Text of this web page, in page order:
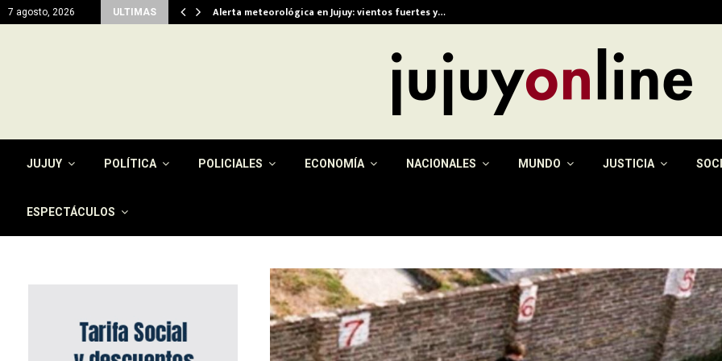
7 agosto, 2026 ULTIMAS Alerta meteorológica en Jujuy: vientos fuertes y…
JUJUY POLÍTICA POLICIALES ECONOMÍA NACIONALES MUNDO JUSTICIA
ESPECTÁCULOS